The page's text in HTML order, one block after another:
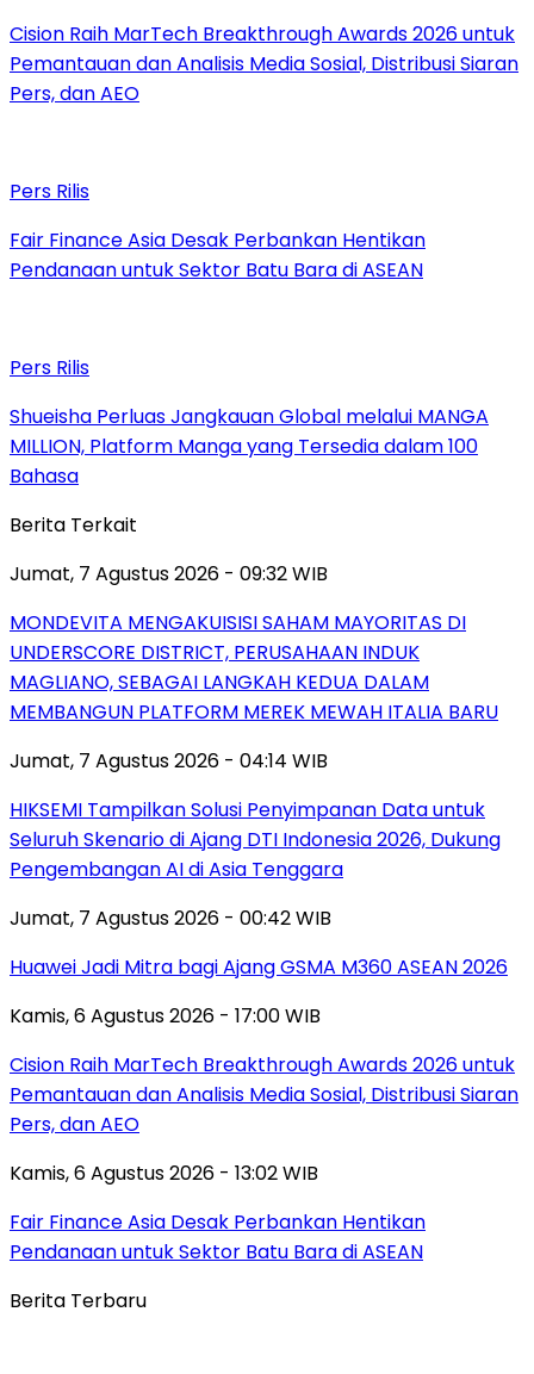
Cision Raih MarTech Breakthrough Awards 2026 untuk
Pemantauan dan Analisis Media Sosial, Distribusi Siaran
Pers, dan AEO
Pers Rilis
Fair Finance Asia Desak Perbankan Hentikan
Pendanaan untuk Sektor Batu Bara di ASEAN
Pers Rilis
Shueisha Perluas Jangkauan Global melalui MANGA
MILLION, Platform Manga yang Tersedia dalam 100
Bahasa
Berita Terkait
Jumat, 7 Agustus 2026 - 09:32 WIB
MONDEVITA MENGAKUISISI SAHAM MAYORITAS DI
UNDERSCORE DISTRICT, PERUSAHAAN INDUK
MAGLIANO, SEBAGAI LANGKAH KEDUA DALAM
MEMBANGUN PLATFORM MEREK MEWAH ITALIA BARU
Jumat, 7 Agustus 2026 - 04:14 WIB
HIKSEMI Tampilkan Solusi Penyimpanan Data untuk
Seluruh Skenario di Ajang DTI Indonesia 2026, Dukung
Pengembangan AI di Asia Tenggara
Jumat, 7 Agustus 2026 - 00:42 WIB
Huawei Jadi Mitra bagi Ajang GSMA M360 ASEAN 2026
Kamis, 6 Agustus 2026 - 17:00 WIB
Cision Raih MarTech Breakthrough Awards 2026 untuk
Pemantauan dan Analisis Media Sosial, Distribusi Siaran
Pers, dan AEO
Kamis, 6 Agustus 2026 - 13:02 WIB
Fair Finance Asia Desak Perbankan Hentikan
Pendanaan untuk Sektor Batu Bara di ASEAN
Berita Terbaru